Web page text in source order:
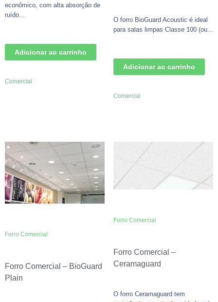
econômico, com alta absorção de
ruído...
Adicionar ao carrinho
Comercial
O forro BioGuard Acoustic é ideal
para salas limpas Classe 100 (ou...
Adicionar ao carrinho
Comercial
Forro Comercial
Forro Comercial – BioGuard
Plain
Forro Comercial
Forro Comercial –
Ceramaguard
O forro Ceramaguard tem